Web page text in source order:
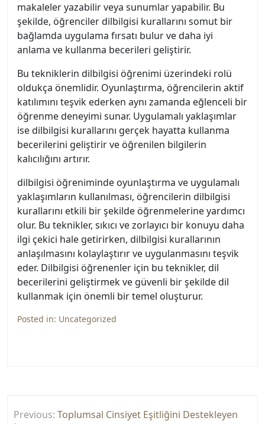
makaleler yazabilir veya sunumlar yapabilir. Bu
şekilde, öğrenciler dilbilgisi kurallarını somut bir
bağlamda uygulama fırsatı bulur ve daha iyi
anlama ve kullanma becerileri geliştirir.
Bu tekniklerin dilbilgisi öğrenimi üzerindeki rolü
oldukça önemlidir. Oyunlaştırma, öğrencilerin aktif
katılımını teşvik ederken aynı zamanda eğlenceli bir
öğrenme deneyimi sunar. Uygulamalı yaklaşımlar
ise dilbilgisi kurallarını gerçek hayatta kullanma
becerilerini geliştirir ve öğrenilen bilgilerin
kalıcılığını artırır.
dilbilgisi öğreniminde oyunlaştırma ve uygulamalı
yaklaşımların kullanılması, öğrencilerin dilbilgisi
kurallarını etkili bir şekilde öğrenmelerine yardımcı
olur. Bu teknikler, sıkıcı ve zorlayıcı bir konuyu daha
ilgi çekici hale getirirken, dilbilgisi kurallarının
anlaşılmasını kolaylaştırır ve uygulanmasını teşvik
eder. Dilbilgisi öğrenenler için bu teknikler, dil
becerilerini geliştirmek ve güvenli bir şekilde dil
kullanmak için önemli bir temel oluşturur.
Posted in: Uncategorized
Previous: Toplumsal Cinsiyet Eşitliğini Destekleyen